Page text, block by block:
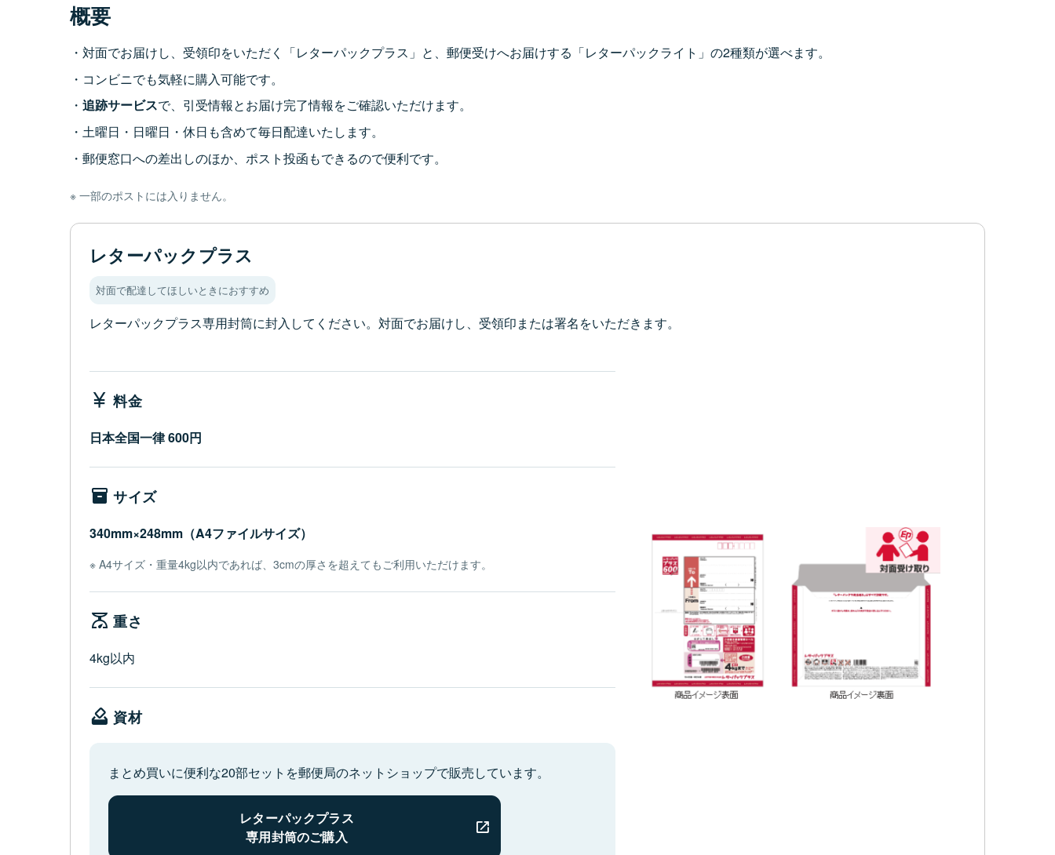
概要
対面でお届けし、受領印をいただく「レターパックプラス」と、郵便受けへお届けする「レターパックライト」の2種類が選べます。
コンビニでも気軽に購入可能です。
追跡サービスで、引受情報とお届け完了情報をご確認いただけます。
土曜日・日曜日・休日も含めて毎日配達いたします。
郵便窓口への差出しのほか、ポスト投函もできるので便利です。
一部のポストには入りません。
レターパックプラス
対面で配達してほしいときにおすすめ
レターパックプラス専用封筒に封入してください。対面でお届けし、受領印または署名をいただきます。
料金
日本全国一律 600円
サイズ
340mm×248mm（A4ファイルサイズ）
A4サイズ・重量4kg以内であれば、3cmの厚さを超えてもご利用いただけます。
重さ
4kg以内
資材
まとめ買いに便利な20部セットを郵便局のネットショップで販売しています。
レターパックプラス
専用封筒のご購入